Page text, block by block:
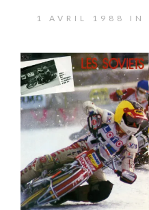
1 AVRIL 1988 IN